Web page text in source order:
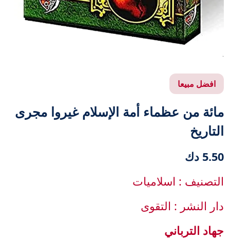
افضل مبيعا
مائة من عظماء أمة الإسلام غيروا مجرى
التاريخ
5.50 دك
التصنيف : اسلاميات
دار النشر : التقوى
جهاد الترباني